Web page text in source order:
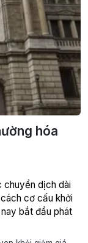
hóa
chuyển dịch dài
cơ cấu khởi
bắt đầu phát